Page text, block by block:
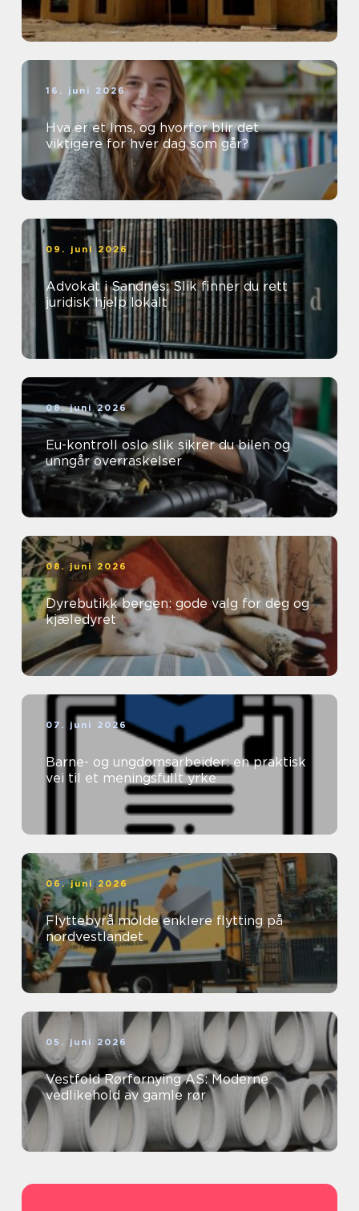
16. juni 2026
Hva er et lms, og hvorfor blir det
viktigere for hver dag som går?
09. juni 2026
Advokat i Sandnes: Slik finner du rett
juridisk hjelp lokalt
08. juni 2026
Eu-kontroll oslo slik sikrer du bilen og
unngår overraskelser
08. juni 2026
Dyrebutikk bergen: gode valg for deg og
kjæledyret
07. juni 2026
Barne- og ungdomsarbeider: en praktisk
vei til et meningsfullt yrke
06. juni 2026
Flyttebyrå molde enklere flytting på
nordvestlandet
05. juni 2026
Vestfold Rørfornying AS: Moderne
vedlikehold av gamle rør